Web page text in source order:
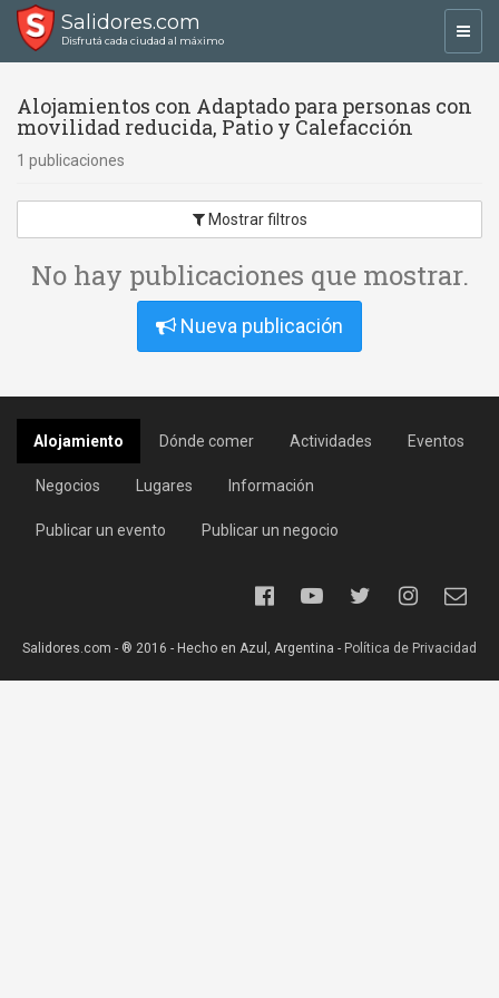
Salidores.com
Disfrutá cada ciudad al máximo
Alojamientos con Adaptado para personas con
movilidad reducida, Patio y Calefacción
1 publicaciones
Mostrar filtros
No hay publicaciones que mostrar.
Nueva publicación
Alojamiento Dónde comer Actividades Eventos
Negocios Lugares Información
Publicar un evento Publicar un negocio
Salidores.com - ® 2016 - Hecho en Azul, Argentina - Política de Privacidad